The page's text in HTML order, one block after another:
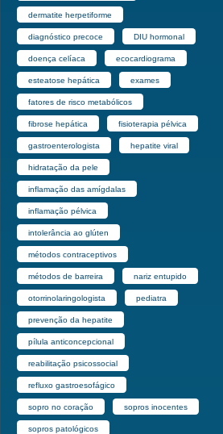
dermatite herpetiforme
diagnóstico precoce DIU hormonal
doença celíaca ecocardiograma
esteatose hepática exames
fatores de risco metabólicos
fibrose hepática fisioterapia pélvica
gastroenterologista hepatite viral
hidratação da pele
inflamação das amígdalas
inflamação pélvica
intolerância ao glúten
métodos contraceptivos
métodos de barreira nariz entupido
otorrinolaringologista pediatra
prevenção da hepatite
pílula anticoncepcional
reabilitação psicossocial
refluxo gastroesofágico
sopro no coração sopros inocentes
sopros patológicos